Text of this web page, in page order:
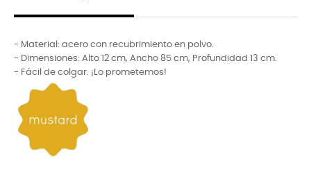
- Material: acero con recubrimiento en polvo.
- Dimensiones: Alto 12 cm, Ancho 85 cm, Profundidad 13 cm.
- Fácil de colgar. ¡Lo prometemos!